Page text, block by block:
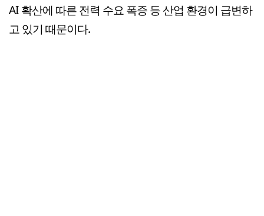
AI 확산에 따른 전력 수요 폭증 등 산업 환경이 급변하
고 있기 때문이다.